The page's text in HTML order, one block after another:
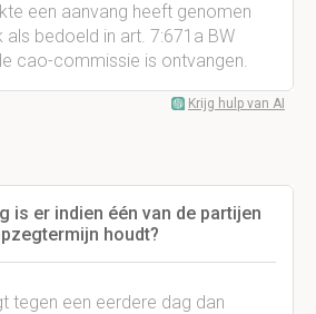
een aanvang heeft genomen
bedoeld in art. 7:671a BW
cao-commissie is ontvangen.
Krijg hulp van AI
is er indien één van de partijen
houdt?
tegen een eerdere dag dan